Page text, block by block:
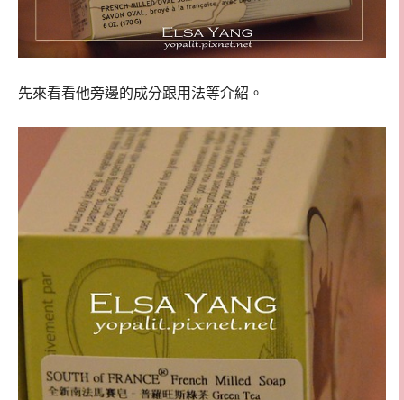
先來看看他旁邊的成分跟用法等介紹。